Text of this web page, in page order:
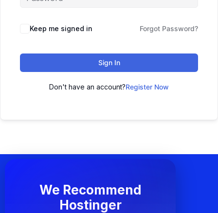
Keep me signed in Forgot Password?
Sign In
Don't have an account?Register Now
We Recommend
Hostinger